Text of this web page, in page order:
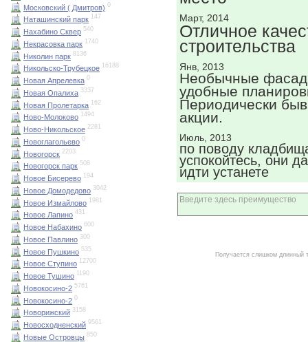
Московский ( Дмитров) 0
Наташинский парк 147
Нахабино Сквер 540
Некрасовка парк 1740
Николин парк 8136
Никольско-Трубецкое 16188
Новая Апрелевка 0
Новая Опалиха 3337
Новая Пролетарка 162
Ново-Молоково 1494
Ново-Никольское 2281
Новоглагольево 0
Новогорск 2203
Новогорск парк 508
Новое Бисерево 194
Новое Домодедово 3042
Новое Измайлово 1981
Новое Лапино 431
Новое Набахино 600
Новое Павлино 300
Новое Пушкино 535
Новое Ступино 12700
Новое Тушино 1190
Новокосино-2 5761
Новокосино-2 0
Новорижский 3158
Новосходненский 9561
Новые Островцы 850
Март, 2014
Отличное
строительства
Янв, 2013
Необычные
удобные
Периодически
акции.
Июль, 2013
по поводу
успокойтесь, они
идти устанете
Получается слишком длинный